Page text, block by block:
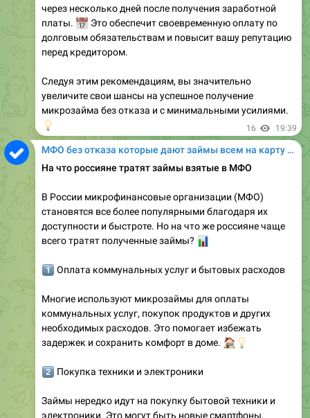
через несколько дней после получения заработной
платы.
Это обеспечит своевременную оплату по
долговым обязательствам и повысит вашу репутацию
перед кредитором.
Следуя этим рекомендациям, вы значительно
увеличите свои шансы на успешное получение
микрозайма без отказа и с минимальными усилиями.
16 19:39
МФО без отказа которые дают займы всем на карту онлайн
На что россияне тратят займы взятые в МФО
В России микрофинансовые организации (МФО)
становятся все более популярными благодаря их
доступности и быстроте. Но на что же россияне чаще
всего тратят полученные займы?
📊
Оплата коммунальных услуг и бытовых расходов
Многие используют микрозаймы для оплаты
коммунальных услуг, покупок продуктов и других
необходимых расходов. Это помогает избежать
задержек и сохранить комфорт в доме.
🏠
💡
Покупка техники и электроники
Займы нередко идут на покупку бытовой техники и
электроники. Это могут быть новые смартфоны,